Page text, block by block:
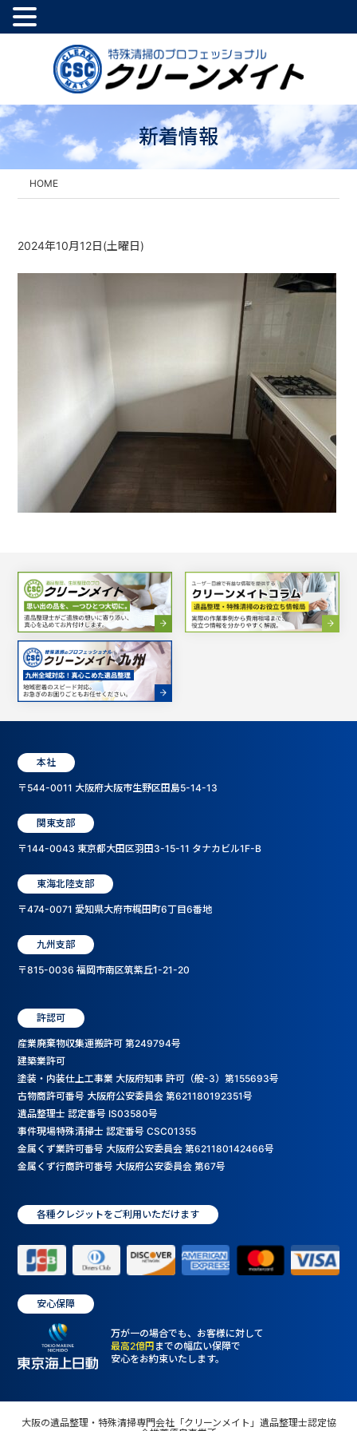
新着情報
HOME
2024年10月12日(土曜日)
本社
〒544-0011 大阪府大阪市生野区田島5-14-13
関東支部
〒144-0043 東京都大田区羽田3-15-11 タナカビル1F-B
東海北陸支部
〒474-0071 愛知県大府市梶田町6丁目6番地
九州支部
〒815-0036 福岡市南区筑紫丘1-21-20
許認可
産業廃棄物収集運搬許可 第249794号
建築業許可
塗装・内装仕上工事業 大阪府知事 許可（般-3）第155693号
古物商許可番号 大阪府公安委員会 第621180192351号
遺品整理士 認定番号 IS03580号
事件現場特殊清掃士 認定番号 CSC01355
金属くず業許可番号 大阪府公安委員会 第621180142466号
金属くず行商許可番号 大阪府公安委員会 第67号
各種クレジットをご利用いただけます
安心保障
万が一の場合でも、お客様に対して
最高2億円 までの幅広い保障で
安心をお約束いたします。
大阪の遺品整理・特殊清掃専門会社「クリーンメイト」遺品整理士認定協